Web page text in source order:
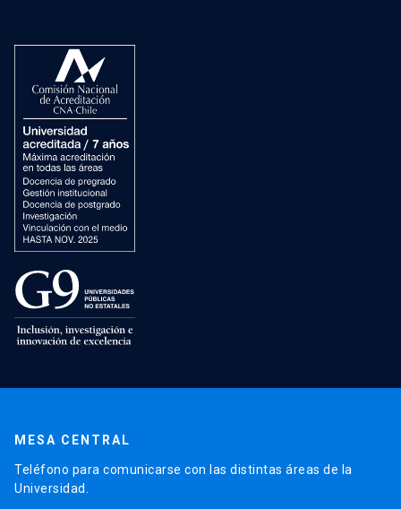
MESA CENTRAL
Teléfono para comunicarse con las distintas áreas de la
Universidad.